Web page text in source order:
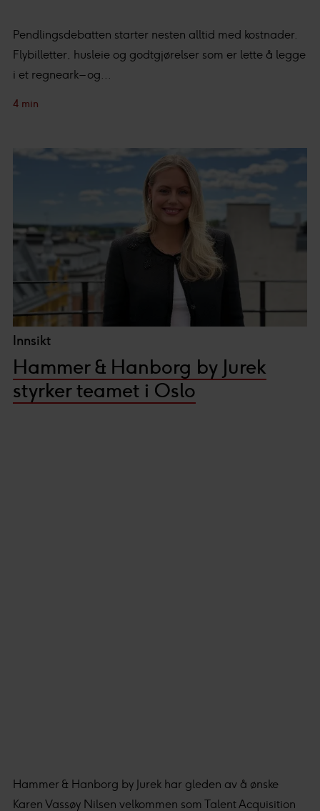
Pendlingsdebatten starter nesten alltid med kostnader.
Flybilletter, husleie og godtgjørelser som er lette å legge
i et regneark – og...
4 min
Innsikt
Hammer & Hanborg by Jurek
styrker teamet i Oslo
Hammer & Hanborg by Jurek har gleden av å ønske
Karen Vassøy Nilsen velkommen som Talent Acquisition